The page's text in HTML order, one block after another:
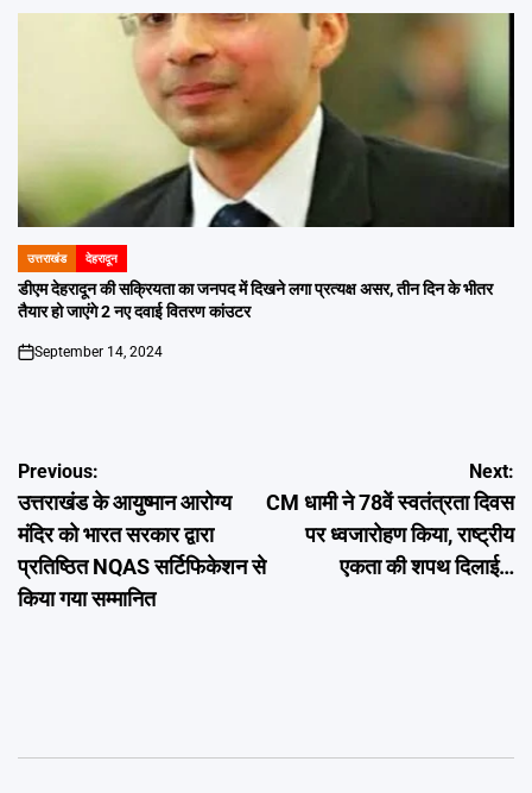
POSTED
IN
उत्तराखंड देहरादून
डीएम देहरादून की सक्रियता का जनपद में दिखने लगा प्रत्यक्ष असर, तीन दिन के भीतर
तैयार हो जाएंगे 2 नए दवाई वितरण कांउटर
on
September 14, 2024
Post
navigation
Previous:
उत्तराखंड के आयुष्मान आरोग्य
मंदिर को भारत सरकार द्वारा
प्रतिष्ठित NQAS सर्टिफिकेशन से
किया गया सम्मानित
Next:
CM धामी ने 78वें स्वतंत्रता दिवस
पर ध्वजारोहण किया, राष्ट्रीय
एकता की शपथ दिलाई…